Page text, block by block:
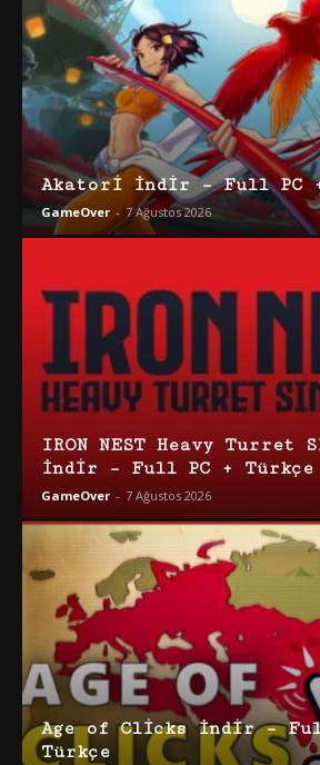
Akatori İndir – Full PC +
GameOver - 7 Ağustos 2026
IRON NEST Heavy Turret
İndir – Full PC + Türkçe
GameOver - 7 Ağustos 2026
Age of Clicks İndir –
Türkçe